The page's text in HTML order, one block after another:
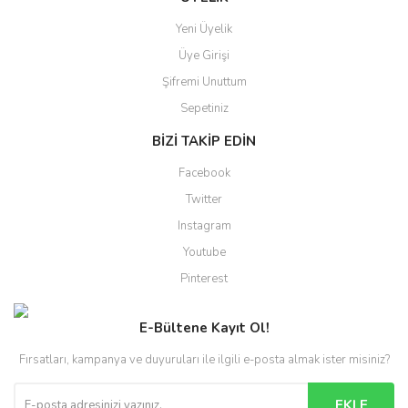
Yeni Üyelik
Üye Girişi
Şifremi Unuttum
Sepetiniz
BİZİ TAKİP EDİN
Facebook
Twitter
Instagram
Youtube
Pinterest
E-Bültene Kayıt Ol!
Fırsatları, kampanya ve duyuruları ile ilgili e-posta almak ister misiniz?